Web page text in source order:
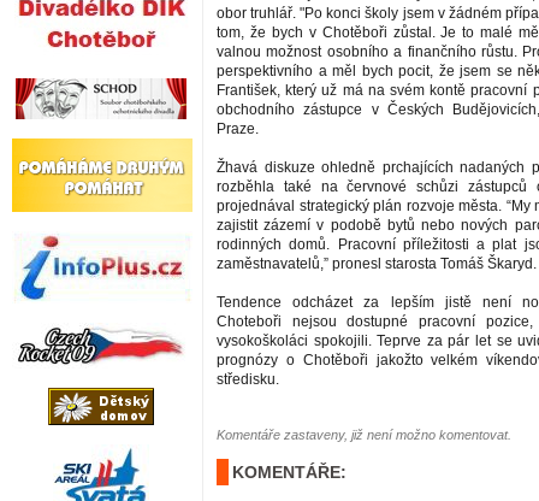
obor truhlář. "Po konci školy jsem v žádném
tom, že bych v Chotěboři zůstal. Je to malé
valnou možnost osobního a finančního růstu.
perspektivního a měl bych pocit, že jsem se
František, který už má na svém kontě pracovní
obchodního zástupce v Českých
Praze.
Žhavá diskuze ohledně prchajících nadaných
rozběhla také na červnové schůzi zástupců
projednával strategický plán rozvoje města. “My
zajistit zázemí v podobě bytů nebo nových
rodinných domů. Pracovní příležitosti a plat
zaměstnavatelů,” pronesl starosta Tomáš Škaryd.
Tendence odcházet za lepším jistě není
Choteboři nejsou dostupné pracovní
vysokoškoláci spokojili. Teprve za pár let se
prognózy o Chotěboři jakožto velkém
středisku.
Komentáře zastaveny, již není možno komentovat.
KOMENTÁŘE: